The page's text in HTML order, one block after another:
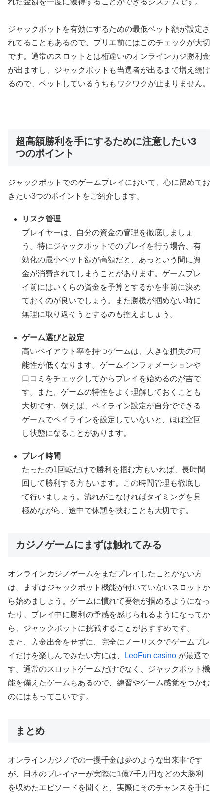
れた金額を一度に獲得することができるシステムです。
ジャックポットを有効にするための最低ベット額が設定さ
れてることもあるので、プリエ前にはこのチェックが大切
です。通常のスロットとは桁違いのオンラインカジ勝利金
が出ますし、ジャックポットも当選者が出るまで増え続け
るので、ベットしているうちもワクワクが止まりません。
超高額勝利を手にするために注意したい3
つのポイント
ジャックポットでのゲームプレイにおいて、心に留めてお
きたい3つのポイントをご紹介します。
リスク管理
プレイヤーは、自分の資金の管理を徹底しましょ
う。特にジャックポットでのプレイを行う場合、有
効化の最小ベット額が高額だと、あっという間に資
金が消費されてしまうことがあります。ゲームプレ
イ前にはいくらの資金を予算とするかを事前に決め
ておくのが良いでしょう。また勝機が掴めない時に
無理に取り返そうとするのも控えましょう。
ゲーム選びと設定
高いペイアウト率を持つゲームは、大きな損失の可
能性が低くなります。ゲームインフォメーションや
口コミをチェックしてからプレイを始めるのが吉で
す。また、ゲームの特性をよく理解しておくことも
大切です。例えば、ペイライン設定が自分でできる
ゲームでペイラインを設定していないと、ほぼ空回
し状態になることがあります。
プレイ時間
たったの1回転だけで勝利を掴む方もいれば、長時間
回して勝利する方もいます。この時間管理も徹底し
て行いましょう。流れがこなければタイミングを見
極めながら、途中で休憩を挟むことも大切です。
カジノゲームにまずは触れてみる
オンラインカジノゲームをまだプレイしたことがない方
は、まずはジャックポット機能が付いていないスロットか
ら始めましょう。ゲームに慣れて要領が掴めるようになっ
たり、プレイ中に勝利の予感を感じられるようになってか
ら、ジャックポットに挑戦することがおすすめです。
また、入金出金をせずに、完全にノーリスクでゲームプレ
イだけを楽しんでみたい方には、
LeoFun casino が最適で
す。通常のスロットゲームだけでなく、ジャックポット機
能を備えたゲームもあるので、練習やゲーム感覚をつかむ
のにはもってこいです。
まとめ
オンラインカジノでの一攫千金は夢のような出来事です
が、日本のプレイヤーが実際に1億7千万円などの大勝利
を収めたエピソードを聞くと、実際にそのチャンスを手に